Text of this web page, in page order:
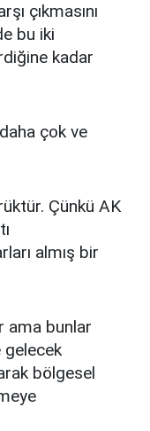
çıkmasını
bu iki
kadar
çok ve
Çünkü AK
almış bir
ama bunlar
gelecek
bölgesel